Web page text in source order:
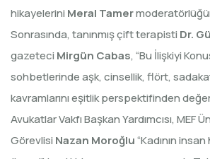
hikayelerini Meral Tamer
Sonrasında, tanınmış çift terapisti Dr.
gazeteci Mirgün Cabas, “Bu İlişkiyi
sohbetlerinde aşk, cinsellik, flört,
kavramlarını eşitlik perspektifinden
Avukatlar Vakfı Başkan Yardımcısı, MEF
Görevlisi Nazan Moroğlu“Kadının